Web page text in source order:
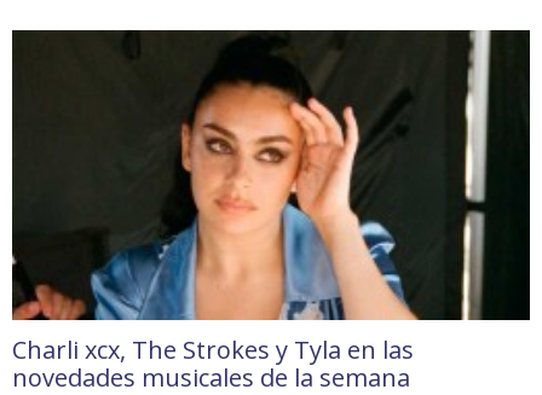
Charli xcx, The Strokes y Tyla en las
novedades musicales de la semana